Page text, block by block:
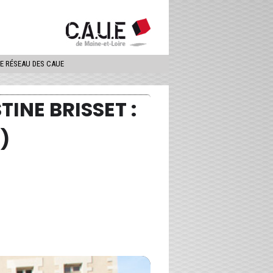
RÉSEAU DES CAUE
BRISSET :